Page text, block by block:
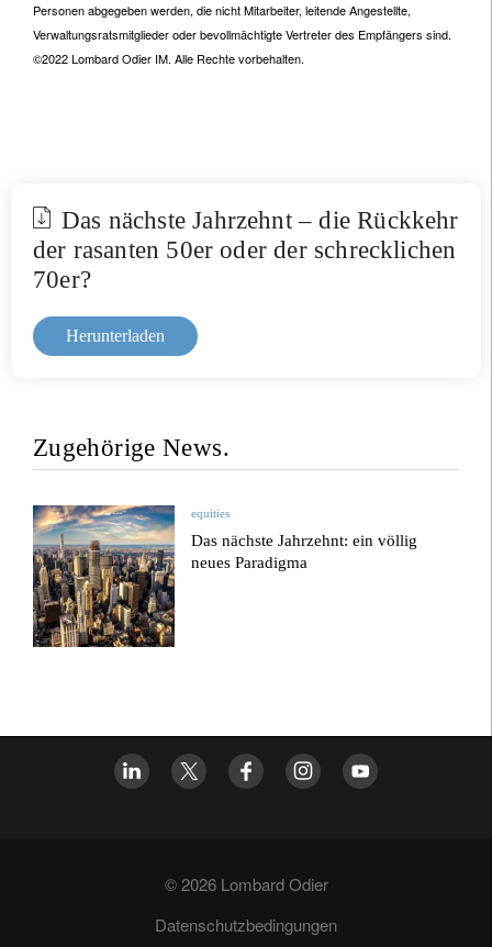
Personen abgegeben werden, die nicht Mitarbeiter, leitende Angestellte,
Verwaltungsratsmitglieder oder bevollmächtigte Vertreter des Empfängers sind.
©2022 Lombard Odier IM. Alle Rechte vorbehalten.
Das nächste Jahrzehnt – die Rückkehr
der rasanten 50er oder der schrecklichen
70er?
Herunterladen
Zugehörige News.
equities
Das nächste Jahrzehnt: ein völlig
neues Paradigma
© 2026 Lombard Odier
Datenschutzbedingungen